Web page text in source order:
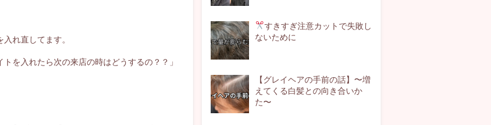
れ直してます。
を入れたら次の来店の時はどうするの？？」
すきすぎ注意カットで失敗し
ないために
【グレイヘアの手前の話】〜増
えてくる白髪との向き合いか
た〜